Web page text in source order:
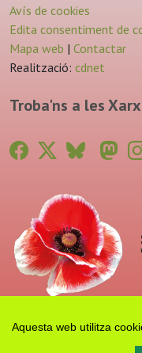
Aquesta web utilitza
Avís de cookies
Edita consentiment de
Mapa web | Contactar
Realització: cdnet
Troba'ns a les